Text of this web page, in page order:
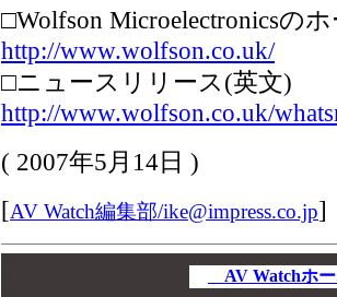
□Wolfson Microelectronicsの
http://www.wolfson.co.uk/
□ニュースリリース(英文)
http://www.wolfson.co.uk/
( 2007年5月14日 )
[AV Watch編集部/ike@impress.co.jp]
AV Watchホ